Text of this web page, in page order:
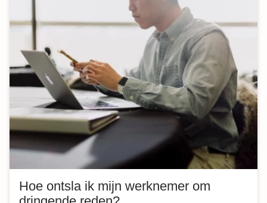
Hoe ontsla ik mijn werknemer om